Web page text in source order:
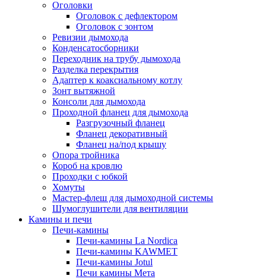
Оголовки
Оголовок с дефлектором
Оголовок с зонтом
Ревизии дымохода
Конденсатосборники
Переходник на трубу дымохода
Разделка перекрытия
Адаптер к коаксиальному котлу
Зонт вытяжной
Консоли для дымохода
Проходной фланец для дымохода
Разгрузочный фланец
Фланец декоративный
Фланец на/под крышу
Опора тройника
Короб на кровлю
Проходки с юбкой
Хомуты
Мастер-флеш для дымоходной системы
Шумоглушители для вентиляции
Камины и печи
Печи-камины
Печи-камины La Nordica
Печи-камины KAWMET
Печи-камины Jotul
Печи камины Мета